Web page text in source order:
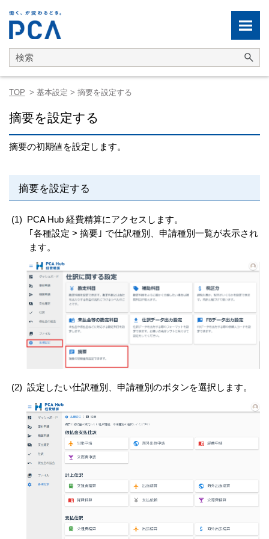
TOP > 基本設定 > 摘要を設定する
摘要を設定する
摘要の初期値を設定します。
摘要を設定する
(1)
PCA Hub 経費精算にアクセスします。
｢各種設定 > 摘要｣ で仕訳種別、申請種別一覧が表示され
ます。
(2)設定したい仕訳種別、申請種別のボタンを選択します。